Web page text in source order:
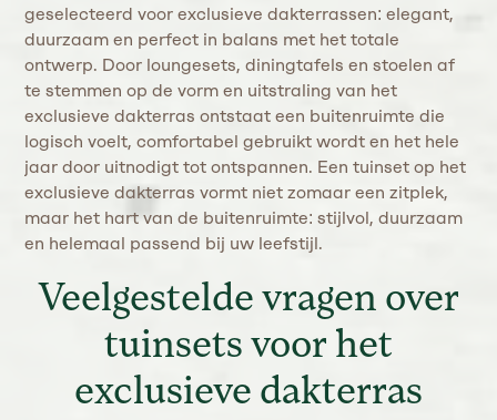
geselecteerd voor exclusieve dakterrassen: elegant,
duurzaam en perfect in balans met het totale
ontwerp. Door loungesets, diningtafels en stoelen af
te stemmen op de vorm en uitstraling van het
exclusieve dakterras ontstaat een buitenruimte die
logisch voelt, comfortabel gebruikt wordt en het hele
jaar door uitnodigt tot ontspannen. Een tuinset op het
exclusieve dakterras vormt niet zomaar een zitplek,
maar het hart van de buitenruimte: stijlvol, duurzaam
en helemaal passend bij uw leefstijl.
Veelgestelde vragen over
tuinsets voor het
exclusieve dakterras